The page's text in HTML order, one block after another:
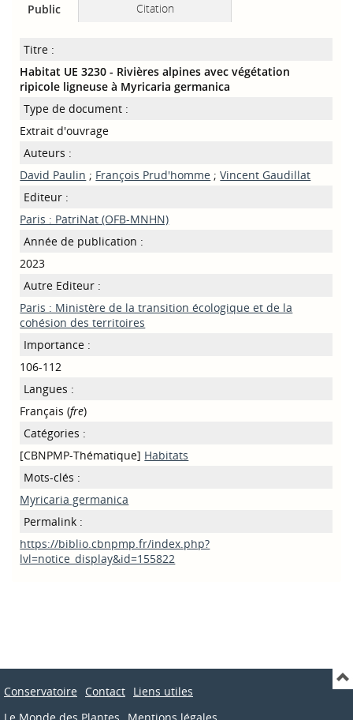
Public Citation
Titre :
Habitat UE 3230 - Rivières alpines avec végétation
ripicole ligneuse à Myricaria germanica
Type de document :
Extrait d'ouvrage
Auteurs :
David Paulin ; François Prud'homme ;Vincent Gaudillat
Editeur :
Paris : PatriNat (OFB-MNHN)
Année de publication :
2023
Autre Editeur :
Paris : Ministère de la transition écologique et de la
cohésion des territoires
Importance :
106-112
Langues :
Français (fre)
Catégories :
[CBNPMP-Thématique] Habitats
Mots-clés :
Myricaria germanica
Permalink :
https://biblio.cbnpmp.fr/index.php?
lvl=notice_display&id=155822
Conservatoire Contact Liens utiles